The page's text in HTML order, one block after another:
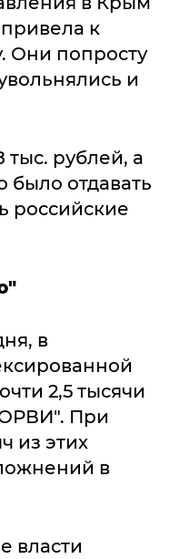
к
Они попросту
и
тыс. рублей, а
было отдавать
российские
в
2,5 тысячи
При
из этих
в
власти